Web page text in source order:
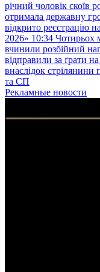
річний чоловік скоїв
отримала державну
відкрито реєстрацію
2026» 10:34 Чотирьох
вчинили розбійний
відправили за ґрати
внаслідок
та СП
Рекламные новости